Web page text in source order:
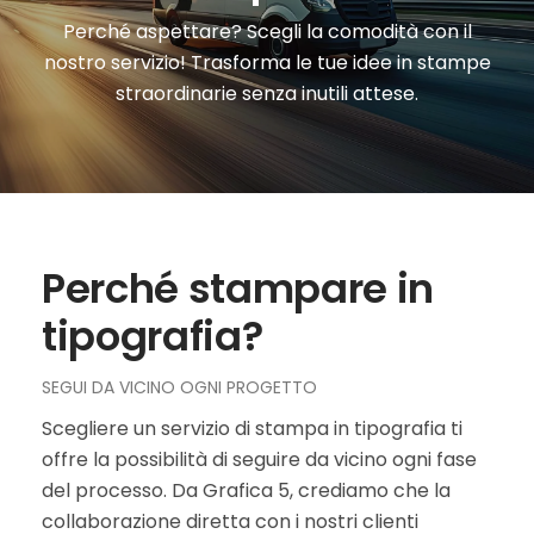
Perché aspettare? Scegli la comodità con il
nostro servizio! Trasforma le tue idee in stampe
straordinarie senza inutili attese.
Perché stampare in
tipografia?
SEGUI DA VICINO OGNI PROGETTO
Scegliere un servizio di stampa in tipografia ti
offre la possibilità di seguire da vicino ogni fase
del processo. Da Grafica 5, crediamo che la
collaborazione diretta con i nostri clienti